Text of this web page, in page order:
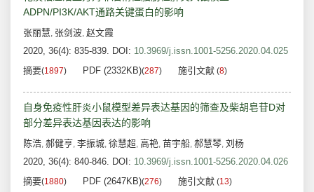
ADPN/PI3K/AKT通路关键蛋白的影响
张丽慧, 张剑波, 赵文霞
2020, 36(4): 835-839. DOI: 10.3969/j.issn.1001-5256.2020.04.025
摘要(1897) PDF (2332KB)(287) 施引文献 (8)
自身免疫性肝炎小鼠模型差异表达基因的筛查及柴胡皂苷D对
部分差异表达基因表达的影响
陈浩, 郝健亨, 李振城, 徐慧超, 高艳, 苗宇船, 郝慧琴, 刘杨
2020, 36(4): 840-846. DOI: 10.3969/j.issn.1001-5256.2020.04.026
摘要(1880) PDF (2647KB)(276) 施引文献 (13)